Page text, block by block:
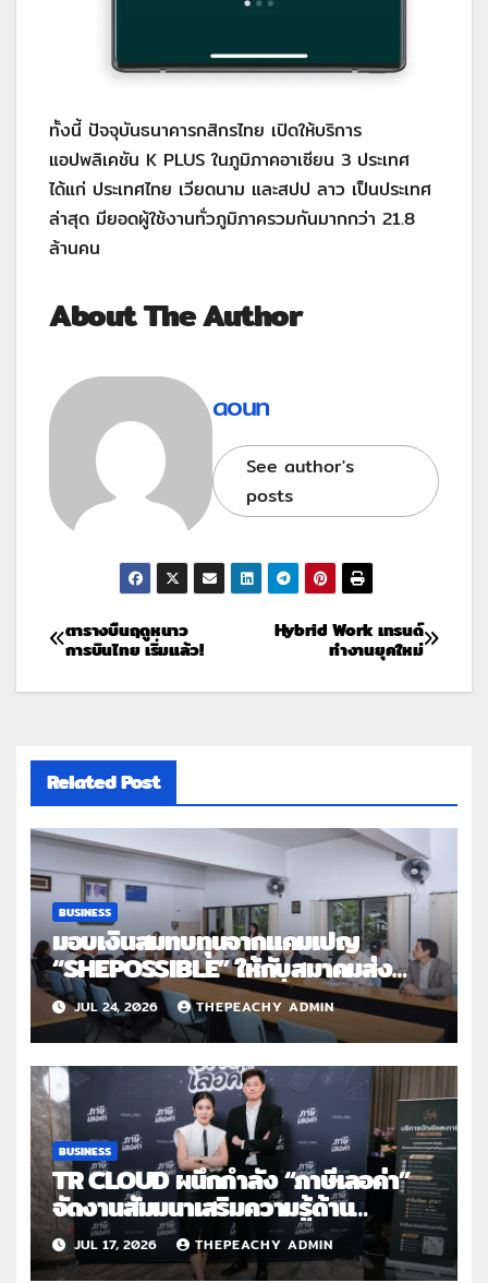
ทั้งนี้ ปัจจุบันธนาคารกสิกรไทย เปิดให้บริการ
แอปพลิเคชัน K PLUS ในภูมิภาคอาเซียน 3 ประเทศ
ได้แก่ ประเทศไทย เวียดนาม และสปป ลาว เป็นประเทศ
ล่าสุด มียอดผู้ใช้งานทั่วภูมิภาครวมกันมากกว่า 21.8
ล้านคน
About The Author
aoun
See author's
posts
Hybrid Work เทรนด์
ทำงานยุคใหม่
ตารางบืนฤดูหนาว
การบินไทย เริ่มแล้ว!
Related Post
BUSINESS
มอบเงินสมทบทุนจากแคมเปญ
“SHEPOSSIBLE” ให้กับสมาคมส่ง
เสริมสถานภาพสตรีฯ เนื่องในวันสตรี
สากล 2569
JUL 24, 2026 THEPEACHY ADMIN
BUSINESS
TR CLOUD ผนึกกำลัง “ภาษีเลอค่า”
จัดงานสัมมนาเสริมความรู้ด้าน
บัญชี และภาษีสำหรับครีเอเตอร์ไทยใน
ยุคดิจิทัล
JUL 17, 2026 THEPEACHY ADMIN